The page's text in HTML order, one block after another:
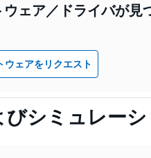
ェア／ドライバが見
ウェアをリクエスト
びシミュレーシ